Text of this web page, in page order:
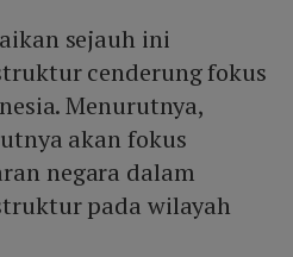
sejauh ini
cenderung fokus
Menurutnya,
akan fokus
negara dalam
pada wilayah